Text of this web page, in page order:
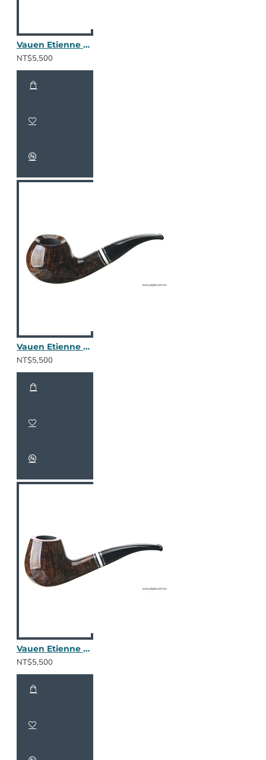
Vauen Etienne ET127
NT$5,500
Vauen Etienne ET137
NT$5,500
Vauen Etienne ET161
NT$5,500